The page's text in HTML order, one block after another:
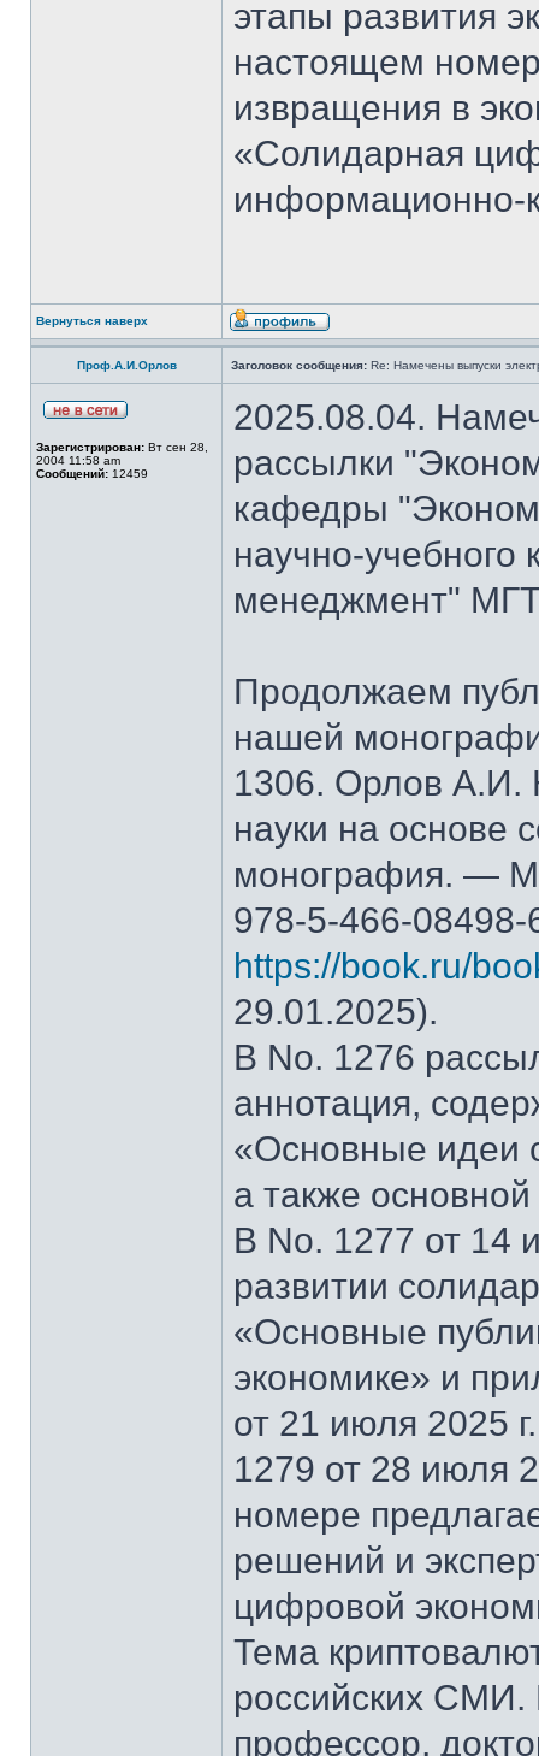
этапы развития
настоящем
извращения в
«Солидарная
информационно-
Вернуться наверх
Проф.А.И.Орлов Заголовок сообщения: Re: Намечены выпуски
Зарегистрирован: Вт сен 28,
2004 11:58 am
Сообщений: 12459
2025.08.04.
рассылки
кафедры
научно-
менеджмент"
Продолжаем
нашей
1306. Орлов А.И.
науки на основе
монография. —
978-5-466-
https://book.ru/
29.01.2025).
В No. 1276
аннотация,
«Основные идеи
а также
В No. 1277 от 14
развитии
«Основные
экономике» и
от 21 июля 2025
1279 от 28 июля
номере
решений и
цифровой
Тема
российских СМИ.
профессор,